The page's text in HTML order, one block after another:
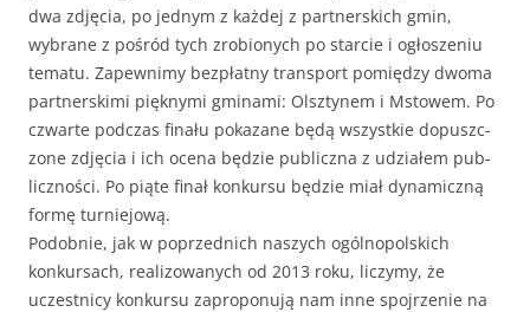
dwa zdję­cia, po jed­nym z każdej z part­ner­s­kich gmin,
wybrane z pośród tych zro­bionych po star­cie i ogłosze­niu
tem­atu. Zapewn­imy bezpłat­ny trans­port pomiędzy dwoma
part­ner­ski­mi piękny­mi gmi­na­mi: Olsz­tynem i Mstowem. Po
czwarte pod­czas finału pokazane będą wszys­tkie dopuszc­
zone zdję­cia i ich oce­na będzie pub­licz­na z udzi­ałem pub­
licznoś­ci. Po piąte finał konkur­su będzie miał dynam­iczną
for­mę turniejową.
Podob­nie, jak w poprzed­nich naszych ogólnopol­s­kich
konkur­sach, real­i­zowanych od 2013 roku, liczymy, że
uczest­ni­cy konkur­su zapro­ponu­ją nam inne spo­jrze­nie na